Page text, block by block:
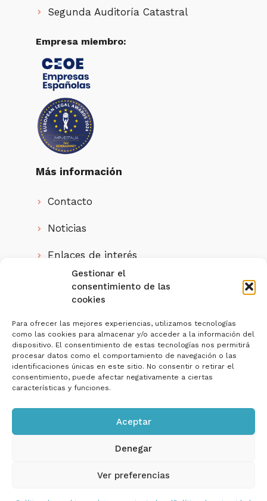
Gestionar el
consentimiento de las
cookies
Para ofrecer las mejores experiencias, utilizamos tecnologías
como las cookies para almacenar y/o acceder a la información del
dispositivo. El consentimiento de estas tecnologías nos permitirá
procesar datos como el comportamiento de navegación o las
identificaciones únicas en este sitio. No consentir o retirar el
consentimiento, puede afectar negativamente a ciertas
características y funciones.
Aceptar
Denegar
Ver preferencias
Segunda Auditoría Catastral
Empresa miembro:
Más información
Contacto
Noticias
Enlaces de interés
Quienes somos
IMPUESTALIA, S.L. ha sido beneficiariadel
Programa Investigo de la Junta de
Andalucíapara la contratación de personas
jóvenes demandantes de empleo en la realización
de iniciativas de investigación e innovación, en el
marco del Plan de Recuperación, Transformación y
Nº Expediente:SE/INV/0018/2022
Política de privacidad y Aviso Legal
Política de cookies